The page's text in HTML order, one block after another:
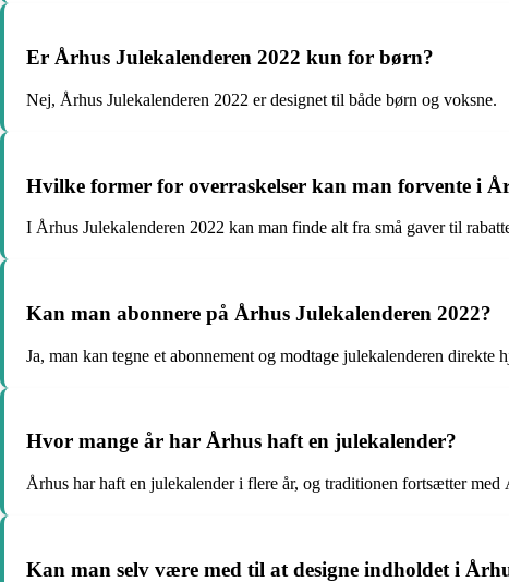
Er Århus Julekalenderen 2022 kun for børn?
Nej, Århus Julekalenderen 2022 er designet til både børn og voksne.
Hvilke former for overraskelser kan man forvente i
I Århus Julekalenderen 2022 kan man finde alt fra små gaver til
Kan man abonnere på Århus Julekalenderen 2022?
Ja, man kan tegne et abonnement og modtage julekalenderen direkte
Hvor mange år har Århus haft en julekalender?
Århus har haft en julekalender i flere år, og traditionen fortsætter med
Kan man selv være med til at designe indholdet i